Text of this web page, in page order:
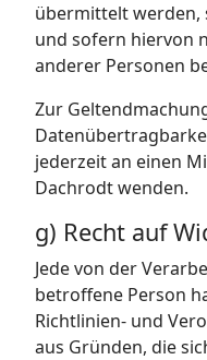
übermittelt werden,
und sofern hiervon
anderer Personen
Zur
jederzeit an einen
Dachrodt wenden.
g) Recht auf
Jede von der
betroffene Person
Richtlinien- und
aus Gründen, die